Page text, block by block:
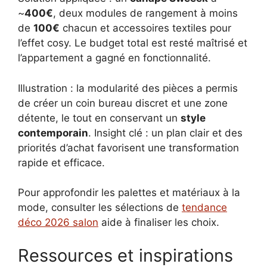
~400€, deux modules de rangement à moins
de 100€ chacun et accessoires textiles pour
l’effet cosy. Le budget total est resté maîtrisé et
l’appartement a gagné en fonctionnalité.
Illustration : la modularité des pièces a permis
de créer un coin bureau discret et une zone
détente, le tout en conservant un style
contemporain. Insight clé : un plan clair et des
priorités d’achat favorisent une transformation
rapide et efficace.
Pour approfondir les palettes et matériaux à la
mode, consulter les sélections de tendance
déco 2026 salon aide à finaliser les choix.
Ressources et inspirations